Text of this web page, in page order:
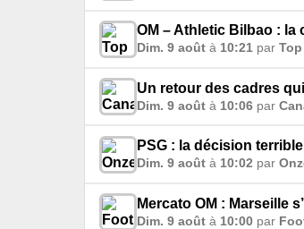
OM – Athletic Bilbao : la
Dim. 9 août à 10:21 par
Un retour des cadres
Dim. 9 août à 10:06 par
PSG : la décision
Dim. 9 août à 10:02 par
Mercato OM : Marseille
Dim. 9 août à 10:00 par